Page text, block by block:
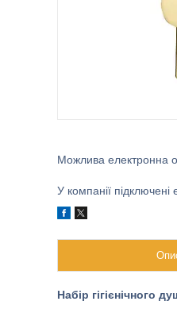
У компанії
Набір гігієнічного